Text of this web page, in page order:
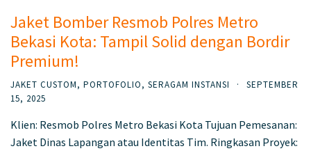
Jaket Bomber Resmob Polres Metro
Bekasi Kota: Tampil Solid dengan Bordir
Premium!
JAKET CUSTOM, PORTOFOLIO, SERAGAM INSTANSI ·
SEPTEMBER
15, 2025
Klien: Resmob Polres Metro Bekasi Kota Tujuan Pemesanan:
Jaket Dinas Lapangan atau Identitas Tim. Ringkasan Proyek: